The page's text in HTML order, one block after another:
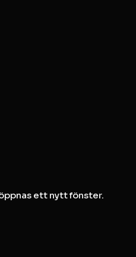
ett nytt fönster.